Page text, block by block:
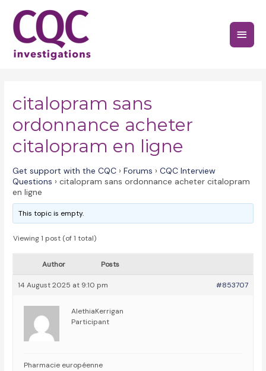
content
Main
citalopram sans
ordonnance acheter
citalopram en ligne
Get support with the CQC › Forums › CQC Interview
Questions › citalopram sans ordonnance acheter citalopram
en ligne
This topic is empty.
Viewing 1 post (of 1 total)
Author Posts
14 August 2025 at 9:10 pm #853707
AlethiaKerrigan
Participant
Pharmacie européenne